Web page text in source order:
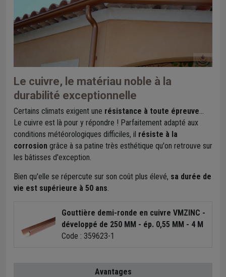
Le cuivre, le matériau noble à la
durabilité exceptionnelle
Certains climats exigent une résistance à toute épreuve
Le cuivre est là pour y répondre ! Parfaitement adapté aux
conditions météorologiques difficiles, il résiste à la
corrosion grâce à sa patine très esthétique qu'on retrouve sur
les bâtisses d'exception.
Bien qu'elle se répercute sur son coût plus élevé, sa durée de
vie est supérieure à 50 ans
Gouttière demi-ronde en cuivre VMZINC -
développé de 250 MM - ép. 0,55 MM - 4 M
Code : 359623-1
Avantages